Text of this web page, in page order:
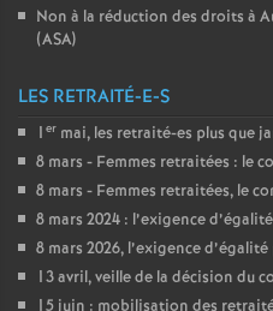
Non à la réduction des droits à
(ASA)
LES RETRAITÉ-E-S
1 er mai, les retraité-es plus que
8 mars - Femmes retraitées : le
8 mars - Femmes retraitées, le
8 mars 2024 : l’exigence
8 mars 2026, l’exigence
13 avril, veille de la décision du